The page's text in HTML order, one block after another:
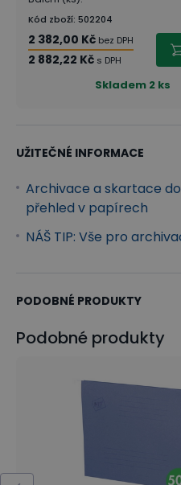
Kód zboží: 502204
2 382,00 Kč bez DPH
2 882,22 Kč s DPH
Skladem 2 ks
UŽITEČNÉ INFORMACE
Archivace a skartace
přehled v papírech
NÁŠ TIP: Vše pro
PODOBNÉ PRODUKTY
Podobné produkty